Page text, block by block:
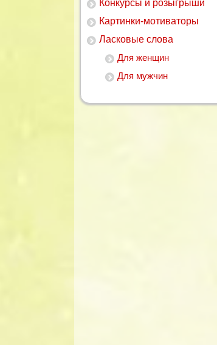
Конкурсы и розыгрыши
Картинки-мотиваторы
Ласковые слова
Для женщин
Для мужчин